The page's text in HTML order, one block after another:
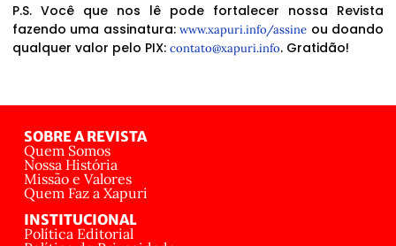
P.S. Você que nos lê pode fortalecer nossa Revista
fazendo uma assinatura:www.xapuri.info/assine ou doando
qualquer valor pelo PIX: contato@xapuri.info. Gratidão!
SOBRE A REVISTA
Quem Somos
Nossa História
Missão e Valores
Quem Faz a Xapuri
INSTITUCIONAL
Política Editorial